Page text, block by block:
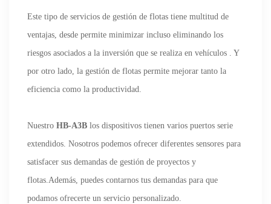
Este tipo de servicios de gestión de flotas tiene multitud de
ventajas, desde permite minimizar incluso eliminando los
riesgos asociados a la inversión que se realiza en vehículos . Y
por otro lado, la gestión de flotas permite mejorar tanto la
eficiencia como la productividad.
Nuestro HB-A3B los dispositivos tienen varios puertos serie
extendidos. Nosotros podemos ofrecer diferentes sensores para
satisfacer sus demandas de gestión de proyectos y
flotas.Además, puedes contarnos tus demandas para que
podamos ofrecerte un servicio personalizado.